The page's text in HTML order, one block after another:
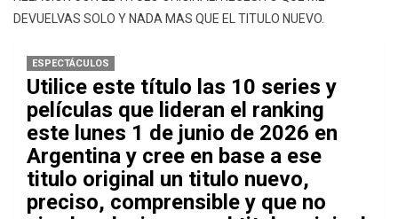
DEVUELVAS SOLO Y NADA MAS QUE EL TITULO NUEVO.
ESPECTÁCULOS
Utilice este título las 10 series y
películas que lideran el ranking
este lunes 1 de junio de 2026 en
Argentina y cree en base a ese
titulo original un titulo nuevo,
preciso, comprensible y que no